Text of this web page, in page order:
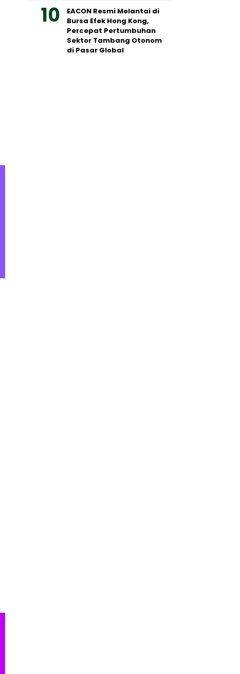
EACON Resmi Melantai di
Bursa Efek Hong Kong,
Percepat Pertumbuhan
Sektor Tambang Otonom
di Pasar Global